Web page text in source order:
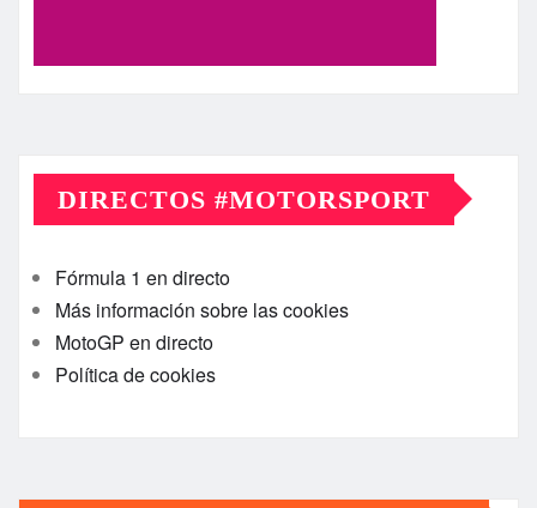
DIRECTOS #MOTORSPORT
Fórmula 1 en directo
Más información sobre las cookies
MotoGP en directo
Política de cookies